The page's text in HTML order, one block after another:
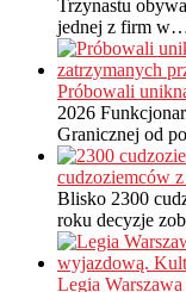
Trzynastu
jednej z firm
Próbowali
2026
Granicznej od
cudzoziemców
Blisko 2300
roku decyzje
Legia